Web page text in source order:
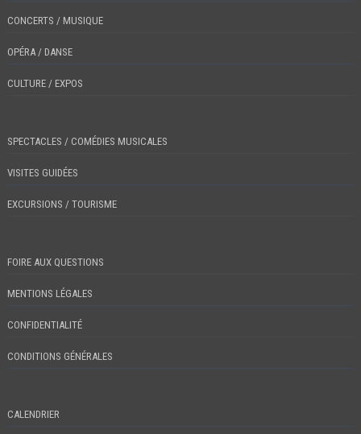
CONCERTS / MUSIQUE
OPÉRA / DANSE
CULTURE / EXPOS
SPECTACLES / COMÉDIES MUSICALES
VISITES GUIDÉES
EXCURSIONS / TOURISME
FOIRE AUX QUESTIONS
MENTIONS LÉGALES
CONFIDENTIALITÉ
CONDITIONS GÉNÉRALES
CALENDRIER